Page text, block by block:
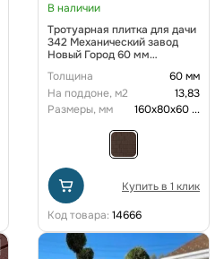
В наличии
Тротуарная плитка для дачи
342 Механический завод
Новый Город 60 мм
Толщина
60 мм
На поддоне, м2
13,83
Размеры, мм
160х80х60...
Купить в 1 клик
Код товара: 14666